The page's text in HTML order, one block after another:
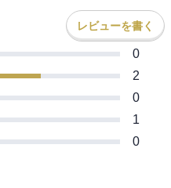
レビューを書く
0
2
0
1
0